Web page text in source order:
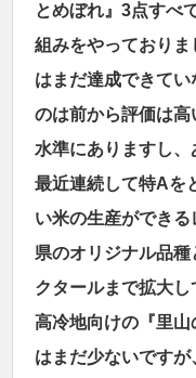
とめぼれ』3点すべ
組みをやっており
はまだ達成できて
のは前から評価は
水準にありますし
最近連続して特Aを
い米の生産ができ
県のオリジナル品
クタールまで拡大し
高冷地向けの『里
はまだ少ないです